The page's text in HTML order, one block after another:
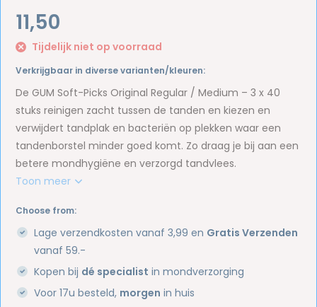
11,50
Tijdelijk niet op voorraad
Verkrijgbaar in diverse varianten/kleuren:
De GUM Soft-Picks Original Regular / Medium – 3 x 40
stuks reinigen zacht tussen de tanden en kiezen en
verwijdert tandplak en bacteriën op plekken waar een
tandenborstel minder goed komt. Zo draag je bij aan een
betere mondhygiëne en verzorgd tandvlees.
Toon meer
Choose from:
Lage verzendkosten vanaf 3,99 en Gratis Verzenden
vanaf 59.-
Kopen bij dé specialist in mondverzorging
Voor 17u besteld, morgen in huis